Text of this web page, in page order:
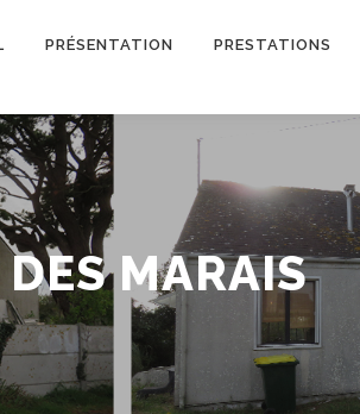
PRÉSENTATION PRESTATIONS
MARAIS